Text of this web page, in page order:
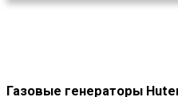
Газовые генераторы